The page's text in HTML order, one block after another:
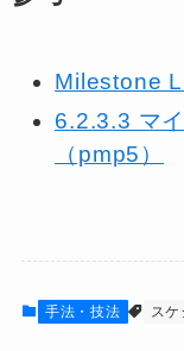
Milestone
6.2.3.3 マ
（pmp5）
手法・技法 ス